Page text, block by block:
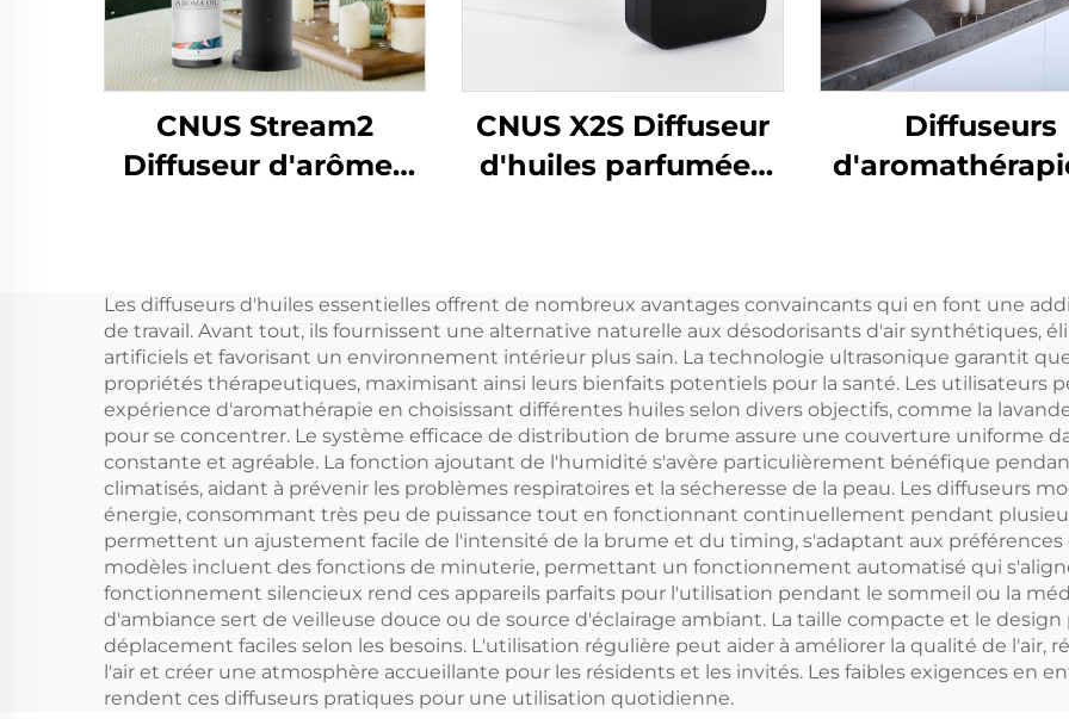
CNUS Stream2
Diffuseur d'arômes
brume froide et
contrôle intelligent
sans fil WIFI
CNUS X2S Diffuseur
d'huiles parfumées
maison
Diffuseurs
Diffuseur
parfumée
Atomiseur sans
Les diffuseurs d'huiles essentielles offrent de nombreux avantages convaincants qui en font une
de travail. Avant tout, ils fournissent une alternative naturelle aux désodorisants d'air synthétiques,
artificiels et favorisant un environnement intérieur plus sain. La technologie ultrasonique garantit
propriétés thérapeutiques, maximisant ainsi leurs bienfaits potentiels pour la santé. Les utilisateurs
expérience d'aromathérapie en choisissant différentes huiles selon divers objectifs, comme la
pour se concentrer. Le système efficace de distribution de brume assure une couverture uniforme
constante et agréable. La fonction ajoutant de l'humidité s'avère particulièrement bénéfique
climatisés, aidant à prévenir les problèmes respiratoires et la sécheresse de la peau. Les diffuseurs
énergie, consommant très peu de puissance tout en fonctionnant continuellement pendant
permettent un ajustement facile de l'intensité de la brume et du timing, s'adaptant aux
modèles incluent des fonctions de minuterie, permettant un fonctionnement automatisé qui
fonctionnement silencieux rend ces appareils parfaits pour l'utilisation pendant le sommeil ou la
d'ambiance sert de veilleuse douce ou de source d'éclairage ambiant. La taille compacte et le
déplacement faciles selon les besoins. L'utilisation régulière peut aider à améliorer la qualité de l'air,
l'air et créer une atmosphère accueillante pour les résidents et les invités. Les faibles exigences en
rendent ces diffuseurs pratiques pour une utilisation quotidienne.